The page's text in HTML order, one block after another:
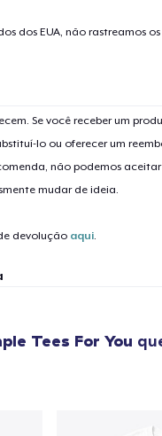
dos EUA, não rastreamos
Se você receber um
lo ou oferecer um
não podemos
mudar de ideia.
devolução aqui.
Tees For You
1artigo